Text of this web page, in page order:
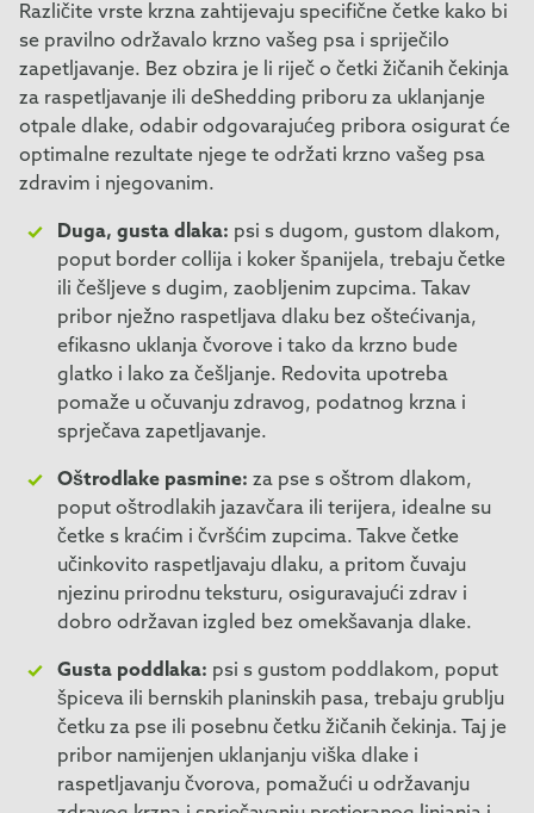
Različite vrste krzna zahtijevaju specifične četke kako bi
se pravilno održavalo krzno vašeg psa i spriječilo
zapetljavanje. Bez obzira je li riječ o četki žičanih čekinja
za raspetljavanje ili deShedding priboru za uklanjanje
otpale dlake, odabir odgovarajućeg pribora osigurat će
optimalne rezultate njege te održati krzno vašeg psa
zdravim i njegovanim.
Duga, gusta dlaka: psi s dugom, gustom dlakom,
poput border collija i koker španijela, trebaju četke
ili češljeve s dugim, zaobljenim zupcima. Takav
pribor nježno raspetljava dlaku bez oštećivanja,
efikasno uklanja čvorove i tako da krzno bude
glatko i lako za češljanje. Redovita upotreba
pomaže u očuvanju zdravog, podatnog krzna i
sprječava zapetljavanje.
Oštrodlake pasmine: za pse s oštrom dlakom,
poput oštrodlakih jazavčara ili terijera, idealne su
četke s kraćim i čvršćim zupcima. Takve četke
učinkovito raspetljavaju dlaku, a pritom čuvaju
njezinu prirodnu teksturu, osiguravajući zdrav i
dobro održavan izgled bez omekšavanja dlake.
Gusta poddlaka: psi s gustom poddlakom, poput
špiceva ili bernskih planinskih pasa, trebaju grublju
četku za pse ili posebnu četku žičanih čekinja. Taj je
pribor namijenjen uklanjanju viška dlake i
raspetljavanju čvorova, pomažući u održavanju